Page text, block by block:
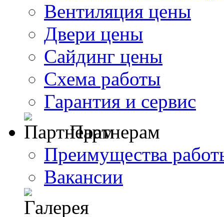
Вентиляция цены
Двери цены
Сайдинг цены
Схема работы
Гарантия и сервис
Партнерам
Преимущества
Вакансии